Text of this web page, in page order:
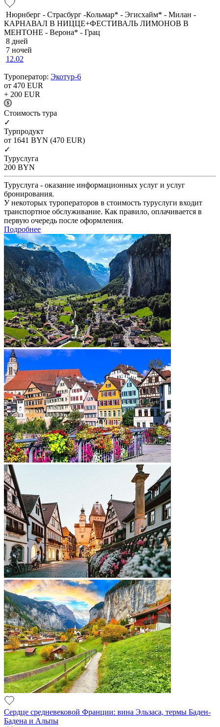
Нюрнберг - Страсбург -Кольмар* - Эгисхайм* - Милан -
КАРНАВАЛ В НИЦЦЕ+ФЕСТИВАЛЬ ЛИМОНОВ В
МЕНТОНЕ - Верона* - Грац
8 дней
7 ночей
12.02
Туроператор: Экотур-6
от 470 EUR
+ 200 EUR
Cтоимость тура
✓
Турпродукт
от 1641 BYN (470 EUR)
✓
Туруслуга
200 BYN
Туруслуга - оказание информационных услуг и услуг
бронирования.
У некоторых туроператоров в стоимость туруслуги входит
транспортное обслуживание. Как правило, оплачивается в
первую очередь после оформления.
Подробнее
Сердце средневековой Франции: вина Эльзаса, термы Баден-
Бадена и Альпы